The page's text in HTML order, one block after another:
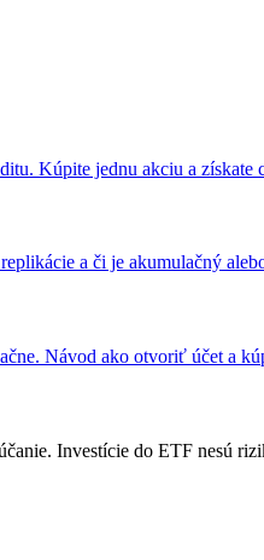
Kúpite jednu akciu a získate
a či je akumulačný
Návod ako otvoriť účet a
Investície do ETF nesú